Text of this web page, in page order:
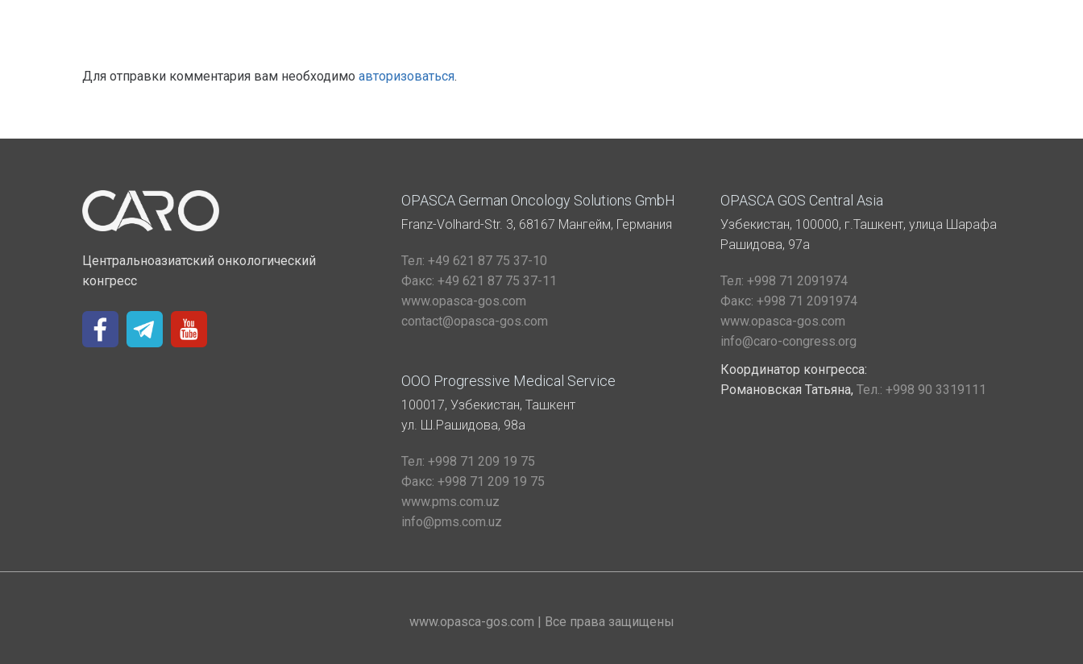
Для отправки комментария вам необходимо авторизоваться.
Центральноазиатский онкологический
конгресс
OPASCA German Oncology Solutions GmbH
Franz-Volhard-Str. 3, 68167 Мангейм, Германия
Тел: +49 621 87 75 37-10
Факс: +49 621 87 75 37-11
www.opasca-gos.com
contact@opasca-gos.com
ООО Progressive Medical Service
100017, Узбекистан, Ташкент
ул. Ш.Рашидова, 98а
Тел: +998 71 209 19 75
Факс: +998 71 209 19 75
www.pms.com.uz
info@pms.com.uz
OPASCA GOS Central Asia
Узбекистан, 100000, г.Ташкент, улица Шарафа
Рашидова, 97а
Тел: +998 71 2091974
Факс: +998 71 2091974
www.opasca-gos.com
info@caro-congress.org
Координатор конгресса:
Романовская Татьяна, Тел.: +998 90 3319111
www.opasca-gos.com | Все права защищены